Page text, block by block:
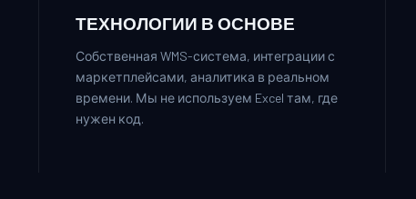
ТЕХНОЛОГИИ В ОСНОВЕ
Собственная WMS-система, интеграции с
маркетплейсами, аналитика в реальном
времени. Мы не используем Excel там, где
нужен код.